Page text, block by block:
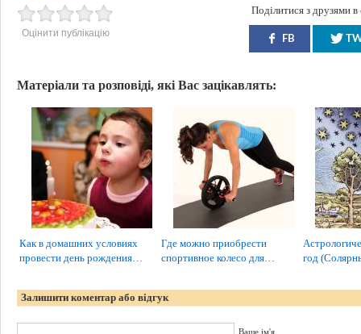
Оцінити публікацію
Поділитися з друзями
FB
Матеріали та розповіді, які Вас зацікавлять:
Как в домашних условиях
провести день рождения…
Где можно приобрести
спортивное колесо для…
год
Залишити коментар або відгук
Ваше ім'я